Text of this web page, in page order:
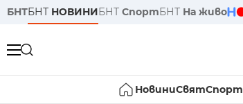
БНТБНТ НОВИНИБНТ СпортБНТ На живо
НовиниСвятСпорт